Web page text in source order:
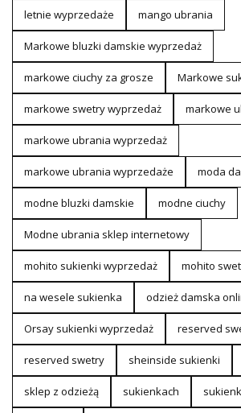
letnie wyprzedaże mango ubrania
Markowe bluzki damskie wyprzedaż
markowe ciuchy za grosze Markowe
markowe swetry wyprzedaż markowe
markowe ubrania wyprzedaż
markowe ubrania wyprzedaże moda
modne bluzki damskie modne ciuchy
Modne ubrania sklep internetowy
mohito sukienki wyprzedaż mohito
na wesele sukienka odzież damska
Orsay sukienki wyprzedaż reserved
reserved swetry sheinside sukienki
sklep z odzieżą sukienkach